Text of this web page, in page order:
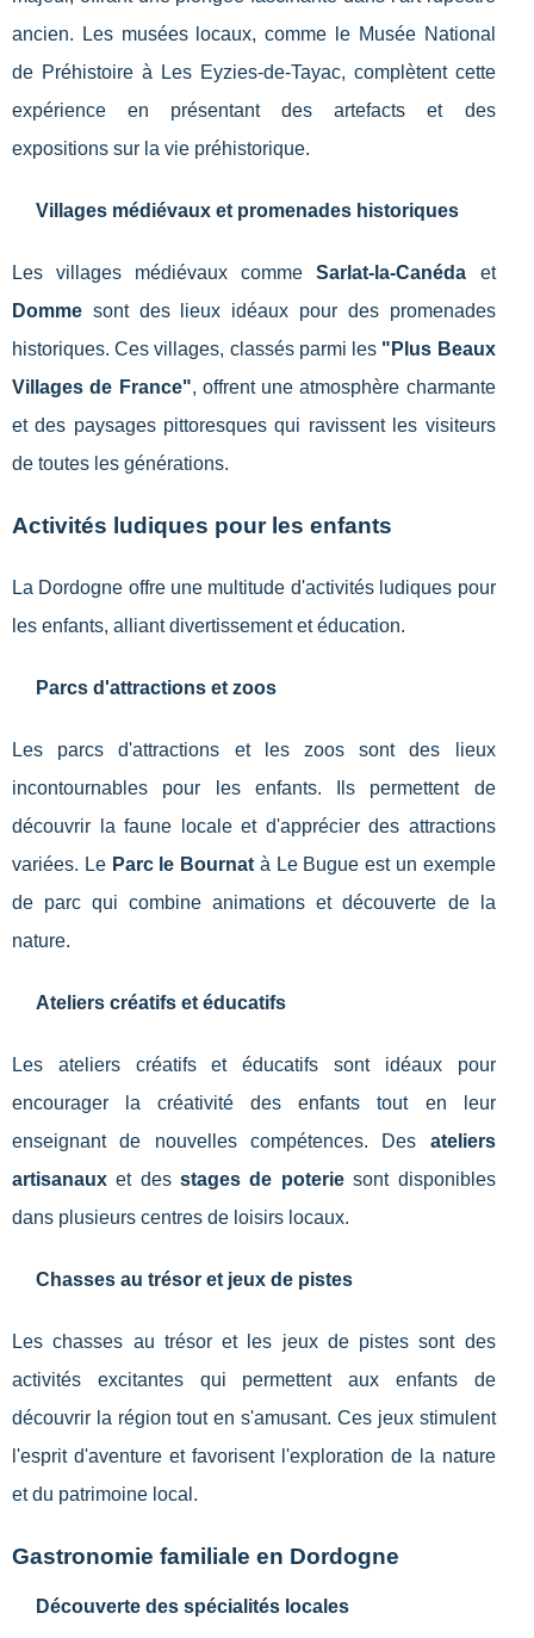
ancien. Les musées locaux, comme le Musée National
de Préhistoire à Les Eyzies-de-Tayac, complètent cette
expérience en présentant des artefacts et des
expositions sur la vie préhistorique.
Villages médiévaux et promenades historiques
Les villages médiévaux commeSarlat-la-Canéda et
Domme sont des lieux idéaux pour des promenades
historiques. Ces villages, classés parmi les "Plus Beaux
Villages de France", offrent une atmosphère charmante
et des paysages pittoresques qui ravissent les visiteurs
de toutes les générations.
Activités ludiques pour les enfants
La Dordogne offre une multitude d'activités ludiques pour
les enfants, alliant divertissement et éducation.
Parcs d'attractions et zoos
Les parcs d'attractions et les zoos sont des lieux
incontournables pour les enfants. Ils permettent de
découvrir la faune locale et d'apprécier des attractions
variées. Le Parc le Bournat à Le Bugue est un exemple
de parc qui combine animations et découverte de la
nature.
Ateliers créatifs et éducatifs
Les ateliers créatifs et éducatifs sont idéaux pour
encourager la créativité des enfants tout en leur
enseignant de nouvelles compétences. Des ateliers
artisanaux et desstages de poteriesont disponibles
dans plusieurs centres de loisirs locaux.
Chasses au trésor et jeux de pistes
Les chasses au trésor et les jeux de pistes sont des
activités excitantes qui permettent aux enfants de
découvrir la région tout en s'amusant. Ces jeux stimulent
l'esprit d'aventure et favorisent l'exploration de la nature
et du patrimoine local.
Gastronomie familiale en Dordogne
Découverte des spécialités locales